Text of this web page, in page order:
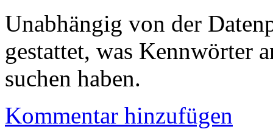
Unabhängig von der
gestattet, was Kennwörter
suchen haben.
Kommentar hinzufügen